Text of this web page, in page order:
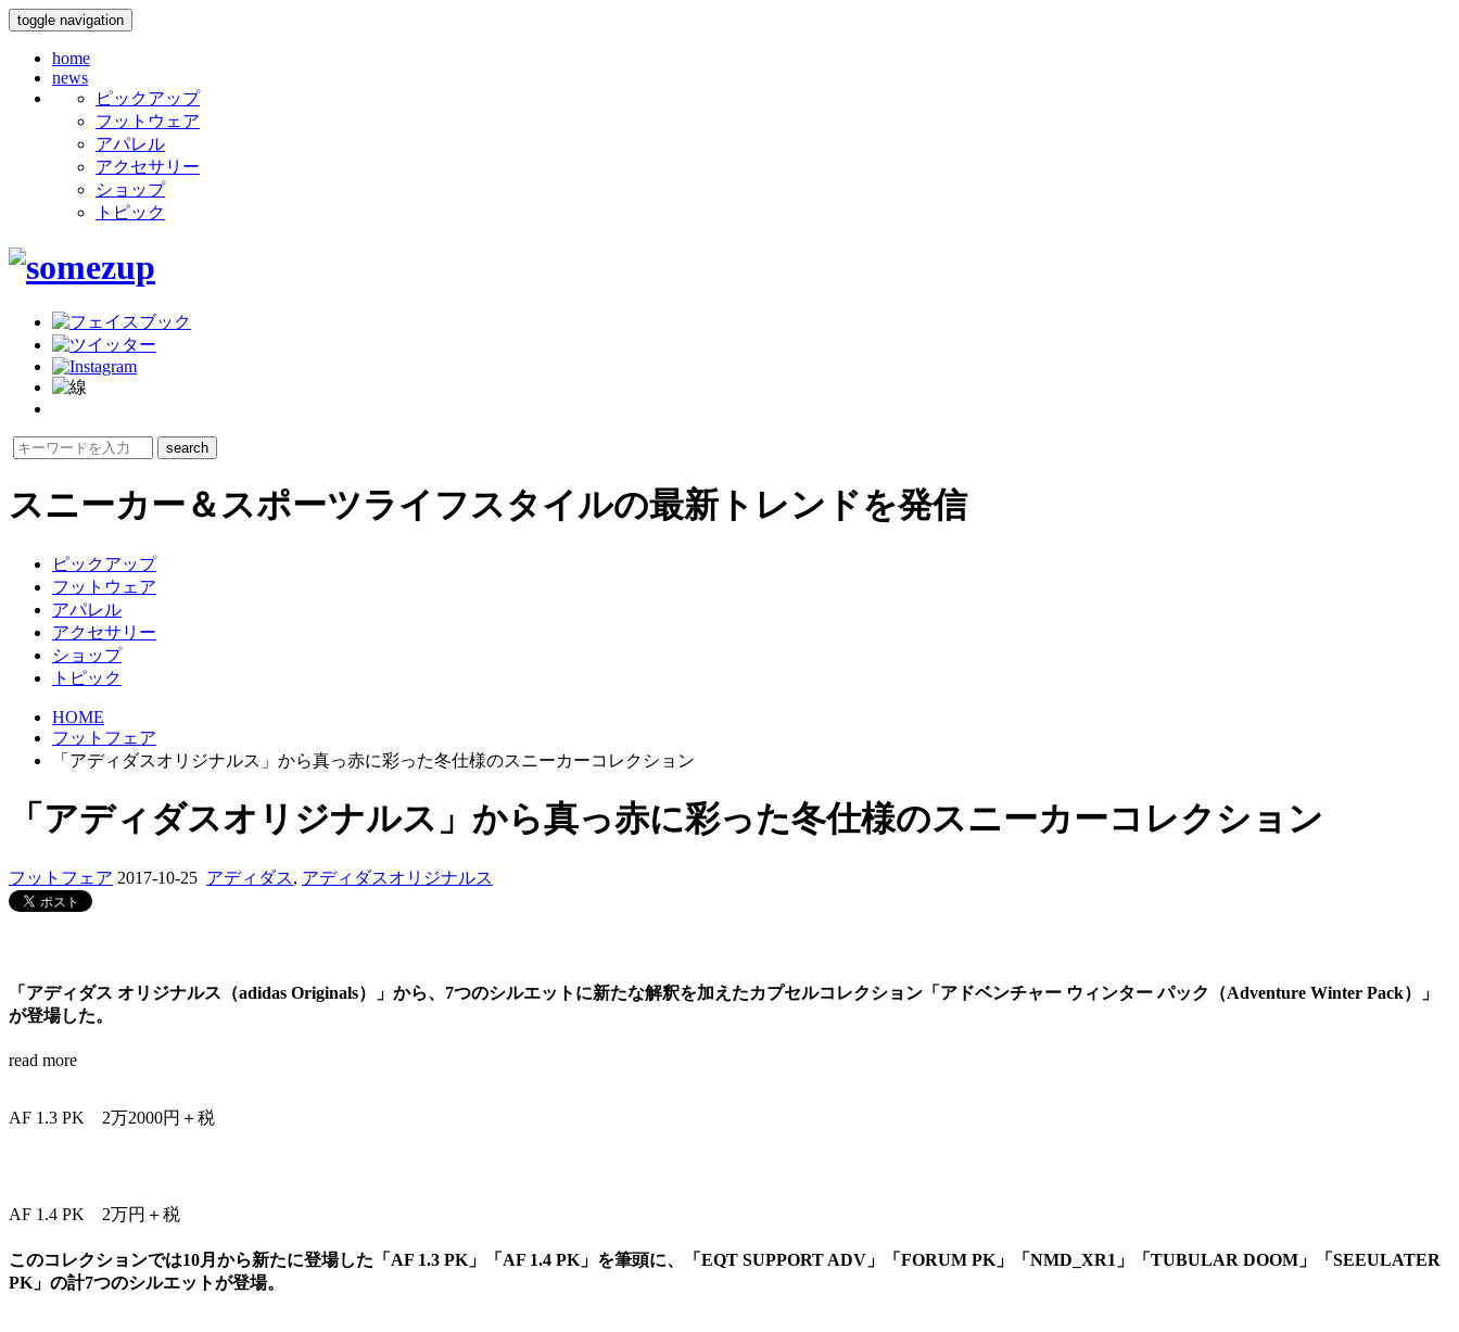
toggle navigation
home
news
ピックアップ
フットウェア
アパレル
アクセサリー
ショップ
トピック
スニーカー＆スポーツライフスタイルの最新トレンドを発信
ピックアップ
フットウェア
アパレル
アクセサリー
ショップ
トピック
HOME
フットフェア
「アディダスオリジナルス」から真っ赤に彩った冬仕様のスニーカーコレクション
「アディダスオリジナルス」から真っ赤に彩った冬仕様のスニーカーコレクション
フットフェア 2017-10-25 アディダス, アディダスオリジナルス
「アディダス オリジナルス（adidas Originals）」から、7つのシルエットに新たな解釈を加えたカプセルコレクション「アドベンチャー ウィンター パック（Adventure Winter Pack）」
が登場した。
read more
AF 1.3 PK 2万2000円＋税
AF 1.4 PK 2万円＋税
このコレクションでは10月から新たに登場した「AF 1.3 PK」「AF 1.4 PK」を筆頭に、「EQT SUPPORT ADV」「FORUM PK」「NMD_XR1」「TUBULAR DOOM」「SEEULATER
PK」の計7つのシルエットが登場。